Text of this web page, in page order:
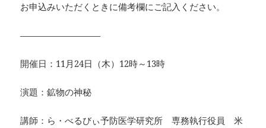
お申込みいただくときに備考欄にご記入ください。
—————————
開催日：11月24日（木）12時～13時
演題：鉱物の神秘
講師：ら・べるびぃ予防医学研究所 専務執行役員 米